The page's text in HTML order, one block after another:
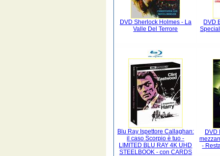
DVD Sherlock Holmes - La
Valle Del Terrore
DVD
Blu Ray Ispettore Callaghan:
il caso Scorpio è tuo -
LIMITED BLU RAY 4K UHD
STEELBOOK - con CARDS
DVD
-